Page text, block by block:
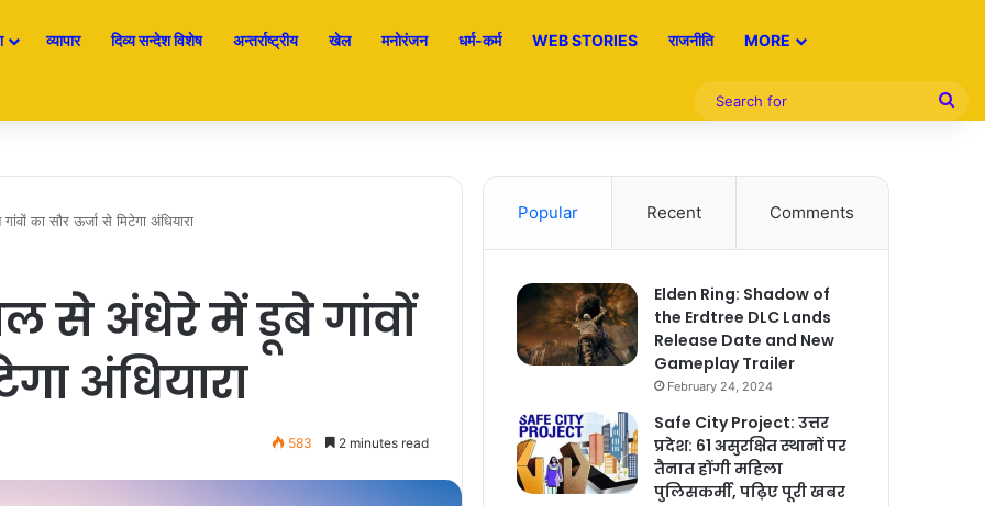
व्यापार दिव्य सन्देश विशेष अन्तर्राष्ट्रीय खेल मनोरंजन धर्म-कर्म WEB STORIES राजनीति MORE
का सौर ऊर्जा से मिटेगा अंधियारा
से अंधेरे में डूबे गांवों
अंधियारा
583 2 minutes read
Popular Recent Comments
Elden Ring: Shadow of
the Erdtree DLC Lands
Release Date and New
Gameplay Trailer
February 24, 2024
Safe City Project: उत्तर
प्रदेश: 61 असुरक्षित स्थानों पर
तैनात होंगी महिला
पुलिसकर्मी, पढ़िए पूरी खबर